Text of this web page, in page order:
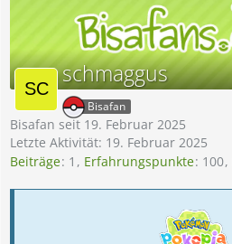
schmaggus
Bisafan
Bisafan seit 19. Februar 2025
Letzte Aktivität: 19. Februar 2025
Beiträge 1 Erfahrungspunkte 100